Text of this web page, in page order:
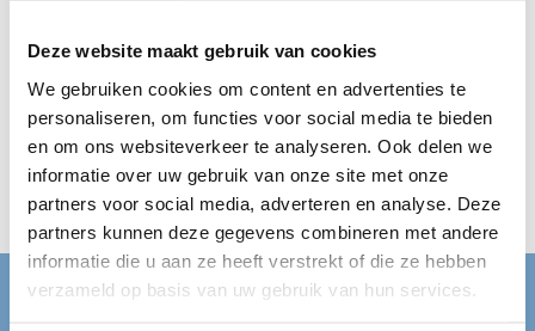
Deze website maakt gebruik van cookies
We gebruiken cookies om content en advertenties te
personaliseren, om functies voor social media te bieden
en om ons websiteverkeer te analyseren. Ook delen we
informatie over uw gebruik van onze site met onze
partners voor social media, adverteren en analyse. Deze
partners kunnen deze gegevens combineren met andere
informatie die u aan ze heeft verstrekt of die ze hebben
verzameld op basis van uw gebruik van hun services.
de rest. Jij hebt dus geen reden meer om te stressen. Wij
zijn altijd op de afgesproken tijd op locatie in Lopik en
vervoeren jouw gehele gezelschap veilig van A naar B.
Wij regelen alles en jij kan van je dag genieten!